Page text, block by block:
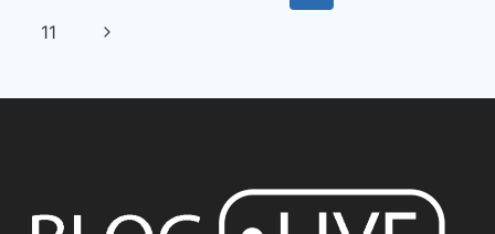
11